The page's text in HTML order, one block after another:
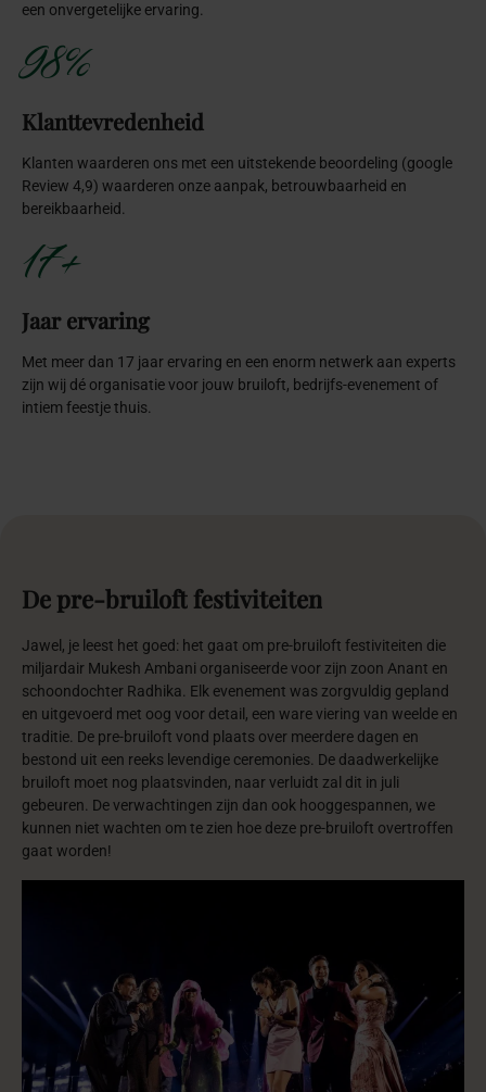
een onvergetelijke ervaring.
98%
Klanttevredenheid
Klanten waarderen ons met een uitstekende beoordeling (google
Review 4,9) waarderen onze aanpak, betrouwbaarheid en
bereikbaarheid.
17+
Jaar ervaring
Met meer dan 17 jaar ervaring en een enorm netwerk aan experts
zijn wij dé organisatie voor jouw bruiloft, bedrijfs-evenement of
intiem feestje thuis.
Depre-bruiloftfestiviteiten
Jawel, je leest het goed: het gaat om pre-bruiloft festiviteiten die
miljardair Mukesh Ambani organiseerde voor zijn zoon Anant en
schoondochter Radhika. Elk evenement was zorgvuldig gepland
en uitgevoerd met oog voor detail, een ware viering van weelde en
traditie. De pre-bruiloft vond plaats over meerdere dagen en
bestond uit een reeks levendige ceremonies. De daadwerkelijke
bruiloft moet nog plaatsvinden, naar verluidt zal dit in juli
gebeuren. De verwachtingen zijn dan ook hooggespannen, we
kunnen niet wachten om te zien hoe deze pre-bruiloft overtroffen
gaat worden!